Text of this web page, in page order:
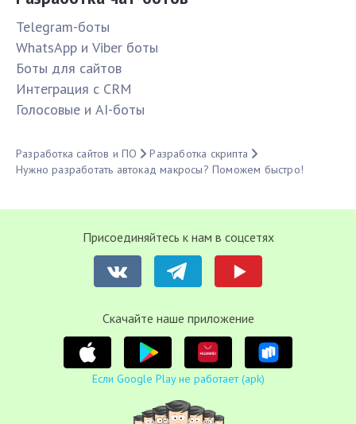
Telegram-боты
WhatsApp и Viber боты
Боты для сайтов
Интеграция с CRM
Голосовые и AI-боты
Разработка сайтов и ПО
Разработка скрипта
Нужно разработать автокад макросы? Поможем быстро!
Присоединяйтесь к нам в соцсетях
Cкачайте наше приложение
Если Google Play не работает (apk)